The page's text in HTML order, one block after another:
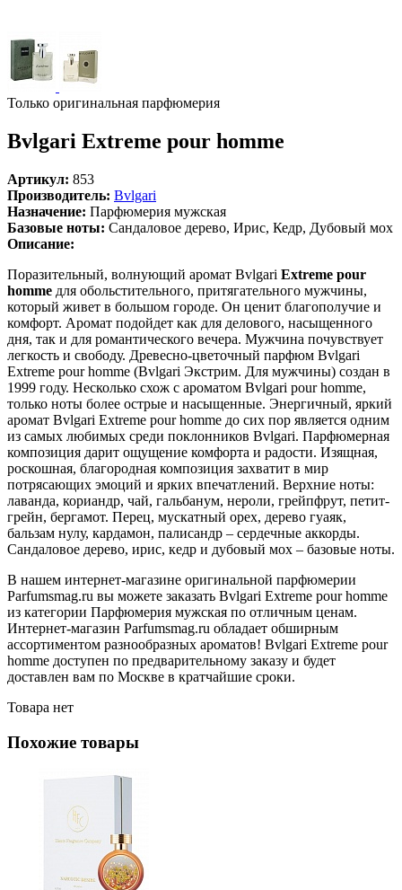
Только оригинальная парфюмерия
Bvlgari Extreme pour homme
Артикул: 853
Производитель: Bvlgari
Назначение: Парфюмерия мужская
Базовые ноты: Сандаловое дерево, Ирис, Кедр, Дубовый мох
Описание:
Поразительный, волнующий аромат Bvlgari Extreme pour
homme для обольстительного, притягательного мужчины,
который живет в большом городе. Он ценит благополучие и
комфорт. Аромат подойдет как для делового, насыщенного
дня, так и для романтического вечера. Мужчина почувствует
легкость и свободу. Древесно-цветочный парфюм Bvlgari
Extreme pour homme (Bvlgari Экстрим. Для мужчины) создан в
1999 году. Несколько схож с ароматом Bvlgari pour homme,
только ноты более острые и насыщенные. Энергичный, яркий
аромат Bvlgari Extreme pour homme до сих пор является одним
из самых любимых среди поклонников Bvlgari. Парфюмерная
композиция дарит ощущение комфорта и радости. Изящная,
роскошная, благородная композиция захватит в мир
потрясающих эмоций и ярких впечатлений. Верхние ноты:
лаванда, кориандр, чай, гальбанум, нероли, грейпфрут, петит-
грейн, бергамот. Перец, мускатный орех, дерево гуаяк,
бальзам нулу, кардамон, палисандр – сердечные аккорды.
Сандаловое дерево, ирис, кедр и дубовый мох – базовые ноты.
В нашем интернет-магазине оригинальной парфюмерии
Parfumsmag.ru вы можете заказать Bvlgari Extreme pour homme
из категории Парфюмерия мужская по отличным ценам.
Интернет-магазин Parfumsmag.ru обладает обширным
ассортиментом разнообразных ароматов! Bvlgari Extreme pour
homme доступен по предварительному заказу и будет
доставлен вам по Москве в кратчайшие сроки.
Товара нет
Похожие товары